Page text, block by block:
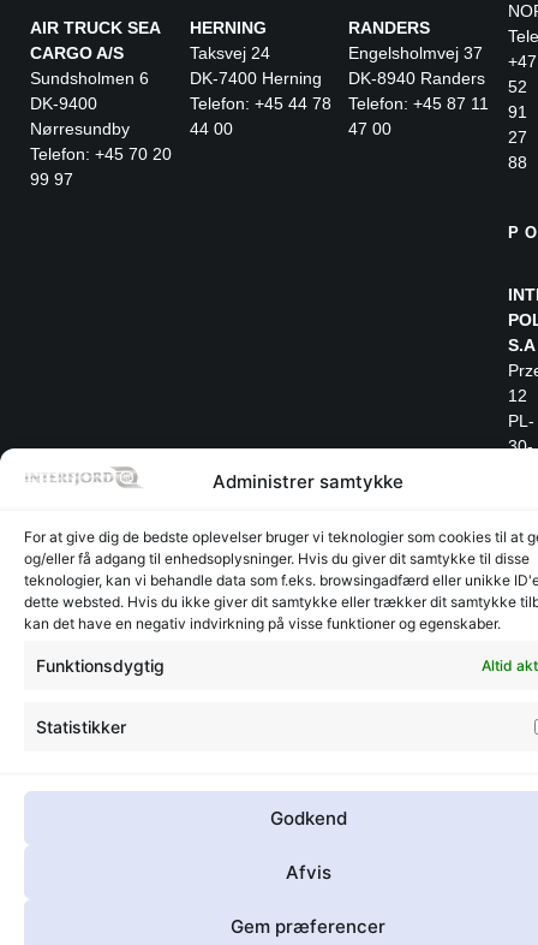
Administrer samtykke
For at give dig de bedste oplevelser bruger vi teknologier som cookies til at
og/eller få adgang til enhedsoplysninger. Hvis du giver dit samtykke til disse
teknologier, kan vi behandle data som f.eks. browsingadfærd eller unikke
dette websted. Hvis du ikke giver dit samtykke eller trækker dit samtykke
kan det have en negativ indvirkning på visse funktioner og egenskaber.
Funktionsdygtig Altid
Statistikker
Godkend
Afvis
Gem præferencer
AIR TRUCK SEA
CARGO A/S
Sundsholmen 6
DK-9400
Nørresundby
Telefon: +45 70 20
99 97
HERNING
Taksvej 24
DK-7400 Herning
Telefon: +45 44 78
44 00
RANDERS
Engelsholmvej 37
DK-8940 Randers
Telefon: +45 87 11
47 00
+47
52
91
27
88
S.A
12
PL-
30-
+48
12
- 2026